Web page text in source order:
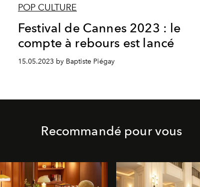
POP CULTURE
Festival de Cannes 2023 : le
compte à rebours est lancé
15.05.2023 by Baptiste Piégay
Recommandé pour vous